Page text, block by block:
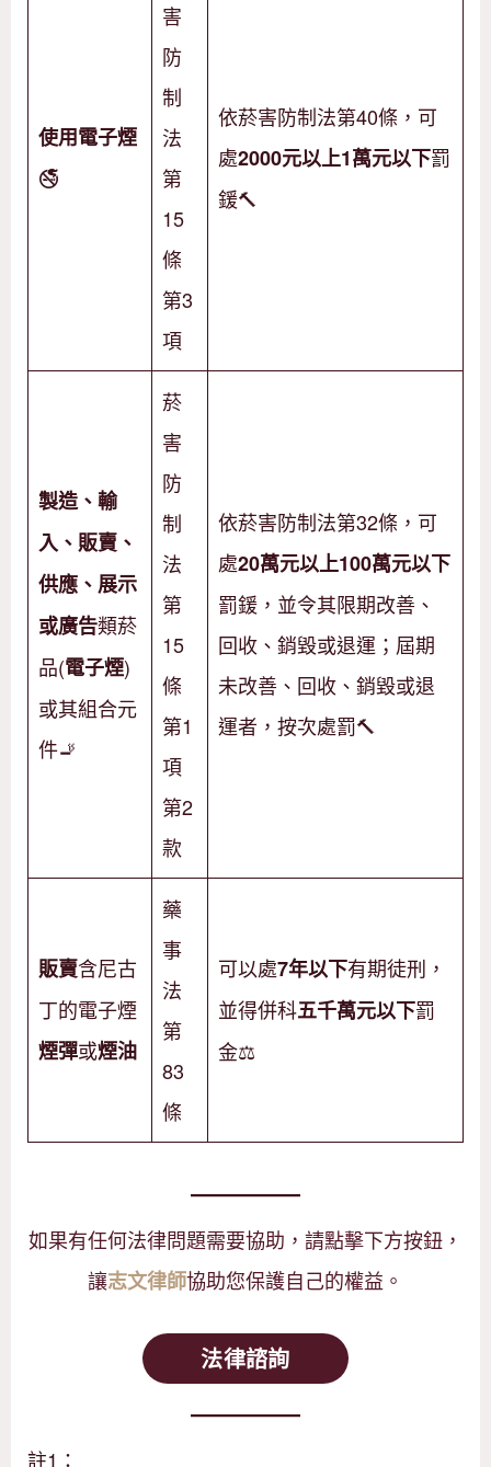
使用電子煙
🚭
害
防
制
法
第
15
條
第3
項
依菸害防制法第40條，可
處2000元以上1萬元以下罰
鍰🔨
製造、輸
入、販賣、
供應、展示
或廣告類菸
品(電子煙)
或其組合元
件🚬
菸
害
防
制
法
第
15
條
第1
項
第2
款
依菸害防制法第32條，可
處20萬元以上100萬元以下
罰鍰，並令其限期改善、
回收、銷毀或退運；屆期
未改善、回收、銷毀或退
運者，按次處罰🔨
販賣含尼古
丁的電子煙
煙彈或煙油
藥
事
法
第
83
條
可以處7年以下有期徒刑，
並得併科五千萬元以下罰
金⚖️
如果有任何法律問題需要協助，請點擊下方按鈕，
讓志文律師協助您保護自己的權益。
法律諮詢
註1：